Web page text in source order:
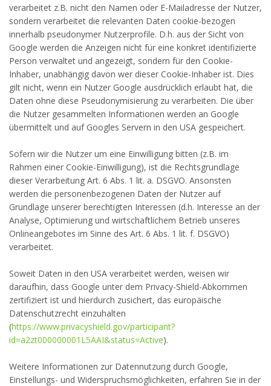
verarbeitet z.B. nicht den Namen oder E-Mailadresse der Nutzer,
sondern verarbeitet die relevanten Daten cookie-bezogen
innerhalb pseudonymer Nutzerprofile. D.h. aus der Sicht von
Google werden die Anzeigen nicht für eine konkret identifizierte
Person verwaltet und angezeigt, sondern für den Cookie-
Inhaber, unabhängig davon wer dieser Cookie-Inhaber ist. Dies
gilt nicht, wenn ein Nutzer Google ausdrücklich erlaubt hat, die
Daten ohne diese Pseudonymisierung zu verarbeiten. Die über
die Nutzer gesammelten Informationen werden an Google
übermittelt und auf Googles Servern in den USA gespeichert.
Sofern wir die Nutzer um eine Einwilligung bitten (z.B. im
Rahmen einer Cookie-Einwilligung), ist die Rechtsgrundlage
dieser Verarbeitung Art. 6 Abs. 1 lit. a. DSGVO. Ansonsten
werden die personenbezogenen Daten der Nutzer auf
Grundlage unserer berechtigten Interessen (d.h. Interesse an der
Analyse, Optimierung und wirtschaftlichem Betrieb unseres
Onlineangebotes im Sinne des Art. 6 Abs. 1 lit. f. DSGVO)
verarbeitet.
Soweit Daten in den USA verarbeitet werden, weisen wir
daraufhin, dass Google unter dem Privacy-Shield-Abkommen
zertifiziert ist und hierdurch zusichert, das europäische
Datenschutzrecht einzuhalten
(https://www.privacyshield.gov/participant?
id=a2zt000000001L5AAI&status=Active).
Weitere Informationen zur Datennutzung durch Google,
Einstellungs- und Widerspruchsmöglichkeiten, erfahren Sie in der